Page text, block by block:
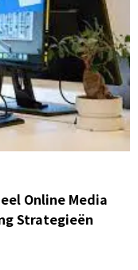
Online Media
Strategieën